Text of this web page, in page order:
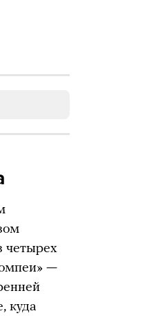
четырех
—
куда